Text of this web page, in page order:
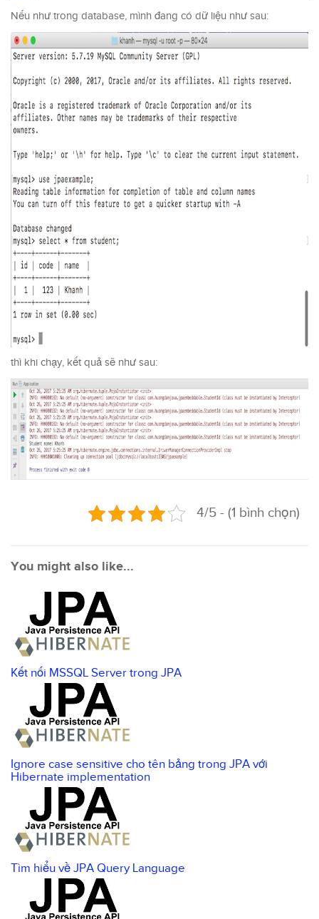
Nếu như trong database, mình đang có dữ liệu như sau:
thì khi chạy, kết quả sẽ như sau:
4/5 - (1 bình chọn)
You might also like...
Kết nối MSSQL Server trong JPA
Ignore case sensitive cho tên bảng trong JPA với
Hibernate implementation
Tìm hiểu về JPA Query Language